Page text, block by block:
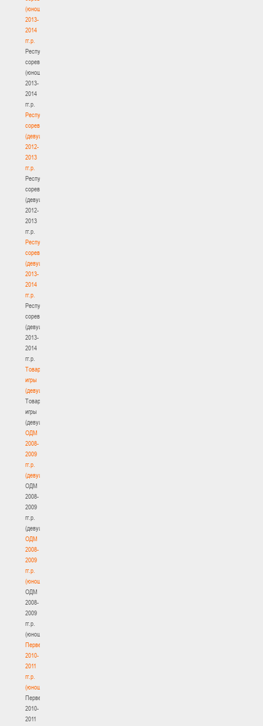
(юноши)
2013-
2014
гг.р.
Республиканские
соревнования
(юноши)
2013-
2014
гг.р.
Республиканские
соревнования
(девушки)
2012-
2013
гг.р.
Республиканские
соревнования
(девушки)
2012-
2013
гг.р.
Республиканские
соревнования
(девушки)
2013-
2014
гг.р.
Республиканские
соревнования
(девушки)
2013-
2014
гг.р.
Товарищеские
игры
(девушки)
Товарищеские
игры
(девушки)
ОДМ
2008-
2009
гг.р.
(девушки)
ОДМ
2008-
2009
гг.р.
(девушки)
ОДМ
2008-
2009
гг.р.
(юноши)
ОДМ
2008-
2009
гг.р.
(юноши)
Первенство
2010-
2011
гг.р.
(юноши)
Первенство
2010-
2011